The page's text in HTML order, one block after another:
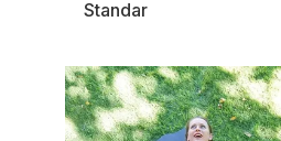
Standar